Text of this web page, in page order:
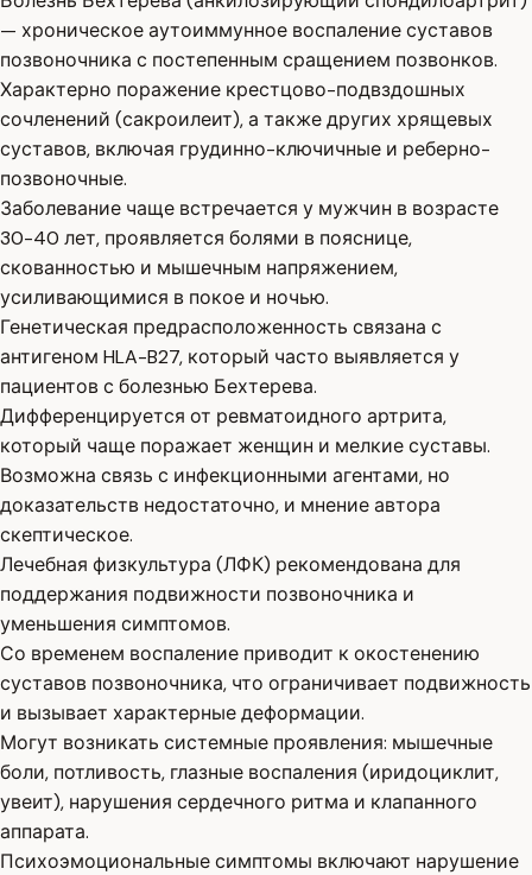
— хроническое аутоиммунное воспаление суставов
позвоночника с постепенным сращением позвонков.
Характерно поражение крестцово-подвздошных
сочленений (сакроилеит), а также других хрящевых
суставов, включая грудинно-ключичные и реберно-
позвоночные.
Заболевание чаще встречается у мужчин в возрасте
30-40 лет, проявляется болями в пояснице,
скованностью и мышечным напряжением,
усиливающимися в покое и ночью.
Генетическая предрасположенность связана с
антигеном HLA-B27, который часто выявляется у
пациентов с болезнью Бехтерева.
Дифференцируется от ревматоидного артрита,
который чаще поражает женщин и мелкие суставы.
Возможна связь с инфекционными агентами, но
доказательств недостаточно, и мнение автора
скептическое.
Лечебная физкультура (ЛФК) рекомендована для
поддержания подвижности позвоночника и
уменьшения симптомов.
Со временем воспаление приводит к окостенению
суставов позвоночника, что ограничивает подвижность
и вызывает характерные деформации.
Могут возникать системные проявления: мышечные
боли, потливость, глазные воспаления (иридоциклит,
увеит), нарушения сердечного ритма и клапанного
аппарата.
Психоэмоциональные симптомы включают нарушение